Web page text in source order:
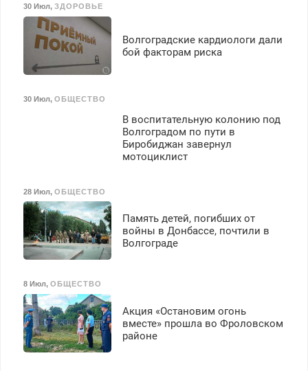
30 Июл, ЗДОРОВЬЕ
Волгоградские кардиологи дали
бой факторам риска
30 Июл, ОБЩЕСТВО
В воспитательную колонию под
Волгоградом по пути в
Биробиджан завернул
мотоциклист
28 Июл, ОБЩЕСТВО
Память детей, погибших от
войны в Донбассе, почтили в
Волгограде
8 Июл, ОБЩЕСТВО
Акция «Остановим огонь
вместе» прошла во Фроловском
районе